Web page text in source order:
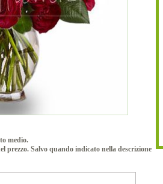
medio.
prezzo. Salvo quando indicato nella descrizione